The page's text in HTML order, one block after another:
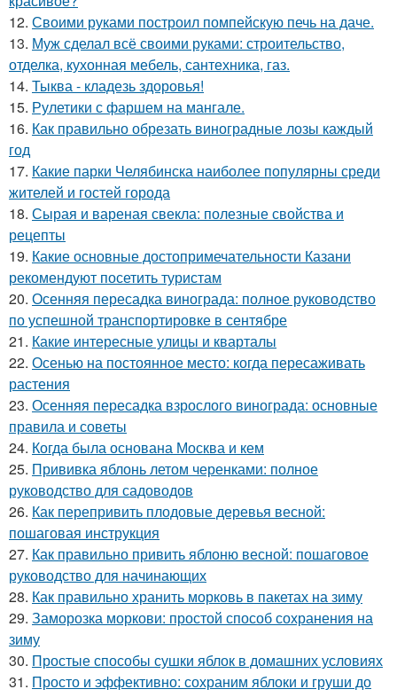
12. Своими руками построил помпейскую печь на даче.
13. Муж сделал всё своими руками: строительство,
отделка, кухонная мебель, сантехника, газ.
14. Тыква - кладезь здоровья!
15. Рулетики с фаршем на мангале.
16. Как правильно обрезать виноградные лозы каждый
год
17. Какие парки Челябинска наиболее популярны среди
жителей и гостей города
18. Сырая и вареная свекла: полезные свойства и
рецепты
19. Какие основные достопримечательности Казани
рекомендуют посетить туристам
20. Осенняя пересадка винограда: полное руководство
по успешной транспортировке в сентябре
21. Какие интересные улицы и кварталы
22. Осенью на постоянное место: когда пересаживать
растения
23. Осенняя пересадка взрослого винограда: основные
правила и советы
24. Когда была основана Москва и кем
25. Прививка яблонь летом черенками: полное
руководство для садоводов
26. Как перепривить плодовые деревья весной:
пошаговая инструкция
27. Как правильно привить яблоню весной: пошаговое
руководство для начинающих
28. Как правильно хранить морковь в пакетах на зиму
29. Заморозка моркови: простой способ сохранения на
зиму
30. Простые способы сушки яблок в домашних условиях
31. Просто и эффективно: сохраним яблоки и груши до